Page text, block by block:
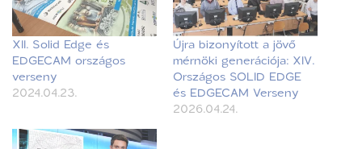
XII. Solid Edge és
EDGECAM országos
verseny
2024.04.23.
Újra bizonyított a jövő
mérnöki generációja: XIV.
Országos SOLID EDGE
és EDGECAM Verseny
2026.04.24.